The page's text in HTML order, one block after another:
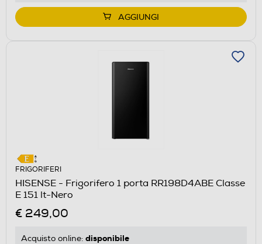
AGGIUNGI
FRIGORIFERI
HISENSE - Frigorifero 1 porta RR198D4ABE Classe
E 151 lt-Nero
€ 249,00
Acquisto online: disponibile